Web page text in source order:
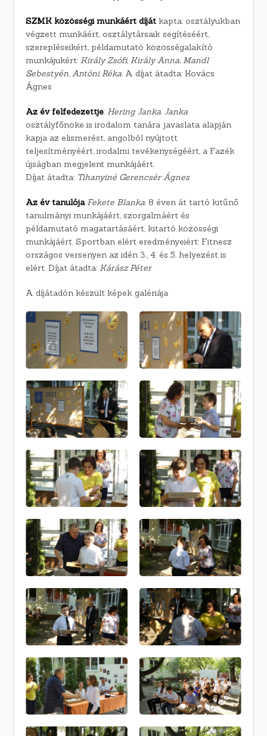
SZMK közösségi munkáért díját kapta: osztályukban
végzett munkáért, osztálytársaik segítéséért,
szerepléseikért, példamutató közösségalakító
munkájukért:Király Zsófi, Király Anna, Mandl
Sebestyén, Antóni Réka. A díjat átadta: Kovács
Ágnes
Az év felfedezettje:Hering Janka.Janka
osztályfőnöke is irodalom tanára javaslata alapján
kapja az elismerést, angolból nyújtott
teljesítményéért, irodalmi tevékenységéért, a Fazék
újságban megjelent munkájáért.
Díjat átadta: Tihanyiné Gerencsér Ágnes
Az év tanulójaFekete Blanka. 8 éven át tartó kitűnő
tanulmányi munkájáért, szorgalmáért és
példamutató magatartásáért, kitartó közösségi
munkájáért. Sportban elért eredményeiért: Fitnesz
országos versenyen az idén 3., 4. és 5. helyezést is
elért. Díjat átadta:Kárász Péter
A díjátadón készült képek galériája